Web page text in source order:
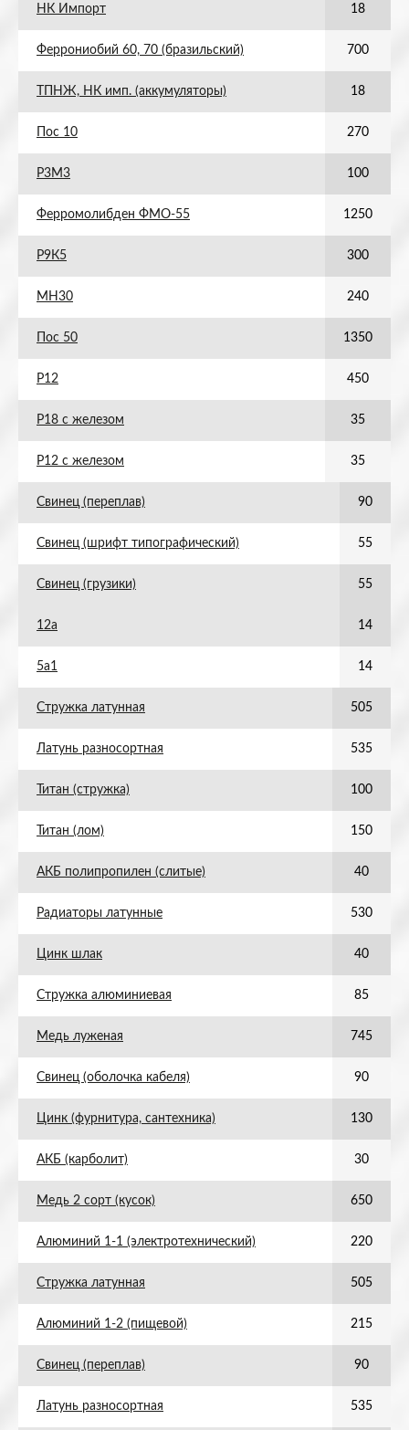
НК Импорт 18
Феррониобий 60, 70 (бразильский) 700
ТПНЖ, НК имп. (аккумуляторы) 18
Пос 10 270
Р3М3 100
Ферромолибден ФМО-55 1250
Р9К5 300
МН30 240
Пос 50 1350
Р12 450
Р18 с железом 35
Р12 с железом 35
Свинец (переплав) 90
Свинец (шрифт типографический) 55
Свинец (грузики) 55
12а 14
5а1 14
Стружка латунная 505
Латунь разносортная 535
Титан (стружка) 100
Титан (лом) 150
АКБ полипропилен (слитые) 40
Радиаторы латунные 530
Цинк шлак 40
Стружка алюминиевая 85
Медь луженая 745
Свинец (оболочка кабеля) 90
Цинк (фурнитура, сантехника) 130
АКБ (карболит) 30
Медь 2 сорт (кусок) 650
Алюминий 1-1 (электротехнический) 220
Стружка латунная 505
Алюминий 1-2 (пищевой) 215
Свинец (переплав) 90
Латунь разносортная 535